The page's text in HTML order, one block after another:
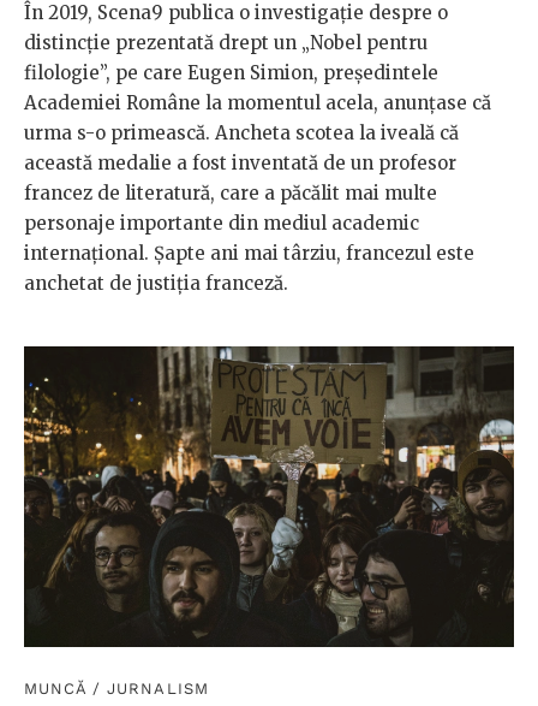
În 2019, Scena9 publica o investigație despre o
distincție prezentată drept un „Nobel pentru
filologie”, pe care Eugen Simion, președintele
Academiei Române la momentul acela, anunțase că
urma s-o primească. Ancheta scotea la iveală că
această medalie a fost inventată de un profesor
francez de literatură, care a păcălit mai multe
personaje importante din mediul academic
internațional. Șapte ani mai târziu, francezul este
anchetat de justiția franceză.
MUNCĂ /JURNALISM